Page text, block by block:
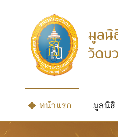
หน้าแรก มูลนิธิ